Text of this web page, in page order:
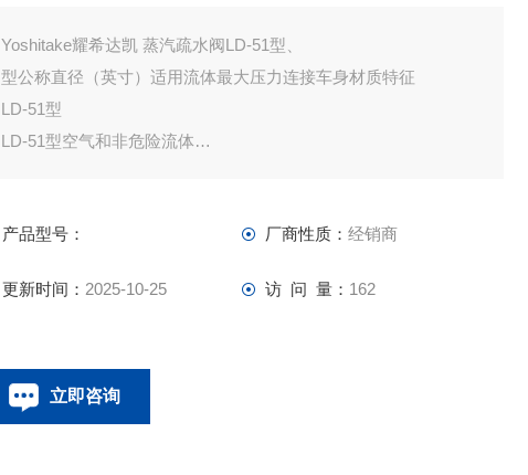
Yoshitake耀希达凯 蒸汽疏水阀LD-51型、
型公称直径（英寸）适用流体最大压力连接车身材质特征
LD-51型
LD-51型空气和非危险流体
不锈钢气体疏水阀
产品型号： 厂商性质： 经销商
更新时间： 2025-10-25 访 问 量： 162
立即咨询